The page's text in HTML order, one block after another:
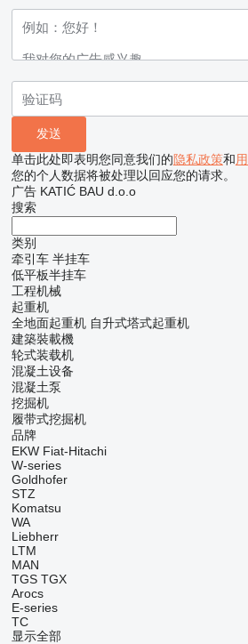
单击此处即表明您同意我们的隐私政策和
您的个人数据将被处理以回应您的请求。
广告 KATIĆ BAU d.o.o
搜索
类别
牵引车 半挂车
低平板半挂车
工程机械
起重机
全地面起重机 自升式塔式起重机
建築裝載機
轮式装载机
混凝土设备
混凝土泵
挖掘机
履带式挖掘机
品牌
EKW Fiat-Hitachi
W-series
Goldhofer
STZ
Komatsu
WA
Liebherr
LTM
MAN
TGS TGX
Arocs
E-series
TC
显示全部